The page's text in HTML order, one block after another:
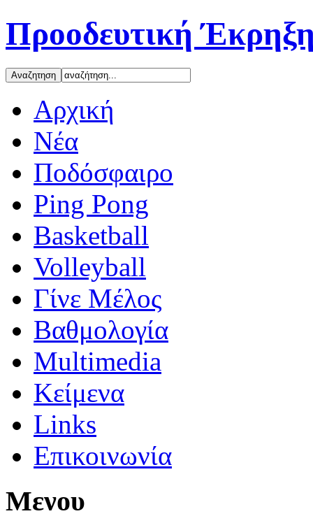
Προοδευτική
Αρχική
Νέα
Ποδόσφαιρο
Ping Pong
Basketball
Volleyball
Γίνε Μέλος
Βαθμολογία
Multimedia
Κείμενα
Links
Επικοινωνία
Μενου